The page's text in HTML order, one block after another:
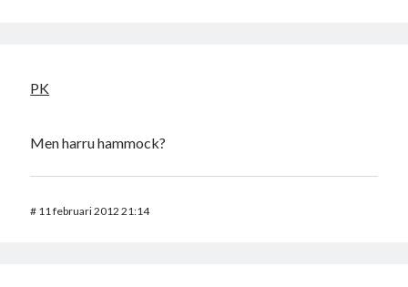
PK
Men harru hammock?
# 11 februari 2012 21:14